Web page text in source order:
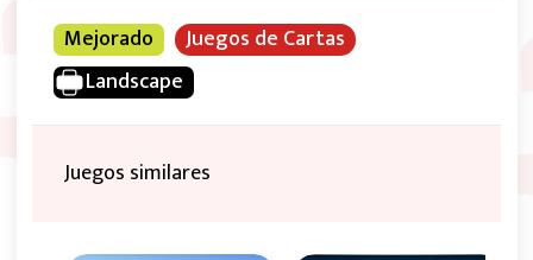
Mejorado
Juegos de Cartas
Landscape
Juegos similares